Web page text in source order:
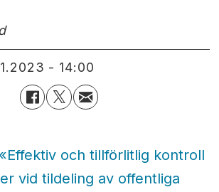
- 14:00
«Effektiv och tillförlitlig kontroll
vid tildeling av offentliga